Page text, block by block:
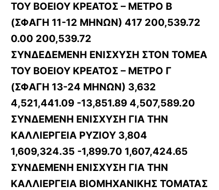
ΤΟΥ ΒΟΕΙΟΥ ΚΡΕΑΤΟΣ – ΜΕΤΡΟ Β
(ΣΦΑΓΗ 11-12 ΜΗΝΩΝ) 417 200,539.72
0.00 200,539.72
ΣΥΝΔΕΔΕΜΕΝΗ ΕΝΙΣΧΥΣΗ ΣΤΟΝ ΤΟΜΕΑ
ΤΟΥ ΒΟΕΙΟΥ ΚΡΕΑΤΟΣ – ΜΕΤΡΟ Γ
(ΣΦΑΓΗ 13-24 ΜΗΝΩΝ) 3,632
4,521,441.09 -13,851.89 4,507,589.20
ΣΥΝΔΕΜΕΝΗ ΕΝΙΣΧΥΣΗ ΓΙΑ ΤΗΝ
ΚΑΛΛΙΕΡΓΕΙΑ ΡΥΖΙΟΥ 3,804
1,609,324.35 -1,899.70 1,607,424.65
ΣΥΝΔΕΜΕΝΗ ΕΝΙΣΧΥΣΗ ΓΙΑ ΤΗΝ
ΚΑΛΛΙΕΡΓΕΙΑ ΒΙΟΜΗΧΑΝΙΚΗΣ ΤΟΜΑΤΑΣ